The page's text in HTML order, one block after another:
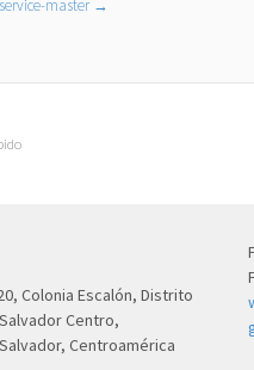
master →
Colonia Escalón, Distrito
Centro,
Centroamérica